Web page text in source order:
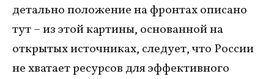
детально положение на фронтах описано
тут – из этой картины, основанной на
открытых источниках, следует, что России
не хватает ресурсов для эффективного